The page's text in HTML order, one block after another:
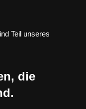
Teil unseres
die